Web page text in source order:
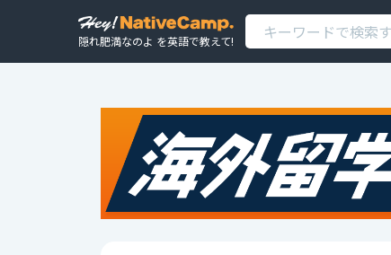
隠れ肥満なのよ を英語で教えて!